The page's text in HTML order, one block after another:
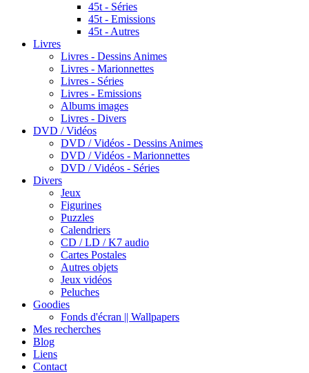
45t - Séries
45t - Emissions
45t - Autres
Livres
Livres - Dessins Animes
Livres - Marionnettes
Livres - Séries
Livres - Emissions
Albums images
Livres - Divers
DVD / Vidéos
DVD / Vidéos - Dessins Animes
DVD / Vidéos - Marionnettes
DVD / Vidéos - Séries
Divers
Jeux
Figurines
Puzzles
Calendriers
CD / LD / K7 audio
Cartes Postales
Autres objets
Jeux vidéos
Peluches
Goodies
Fonds d'écran || Wallpapers
Mes recherches
Blog
Liens
Contact